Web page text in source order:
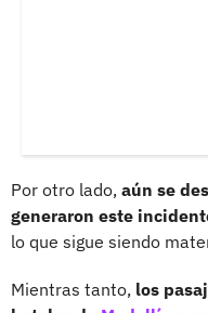
Por otro lado, aún se
generaron este
lo que sigue siendo
Mientras tanto, los